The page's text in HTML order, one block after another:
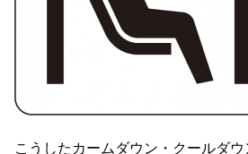
こうしたカームダウン・クールダ